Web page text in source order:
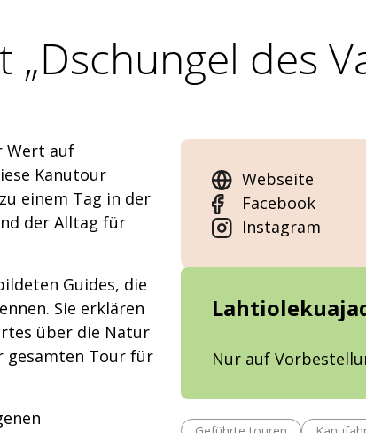
„Dschungel des
Wert auf
Kanutour
einem Tag in der
der Alltag für
Guides, die
Sie erklären
über die Natur
gesamten Tour für
Webseite
Facebook
Instagram
Nur auf